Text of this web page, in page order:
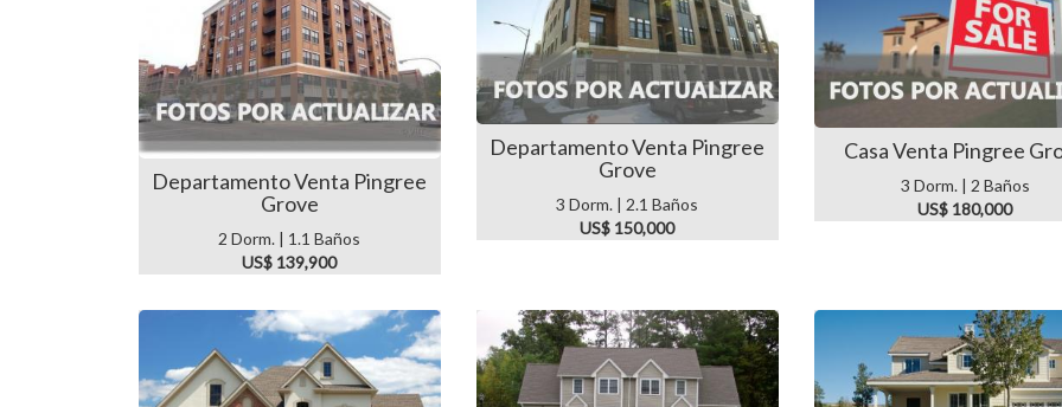
Departamento Venta Pingree
Grove
2 Dorm. | 1.1 Baños
US$ 139,900
Departamento Venta Pingree
Grove
3 Dorm. | 2.1 Baños
US$ 150,000
Casa Venta Pingree
3 Dorm. | 2 Baños
US$ 180,000